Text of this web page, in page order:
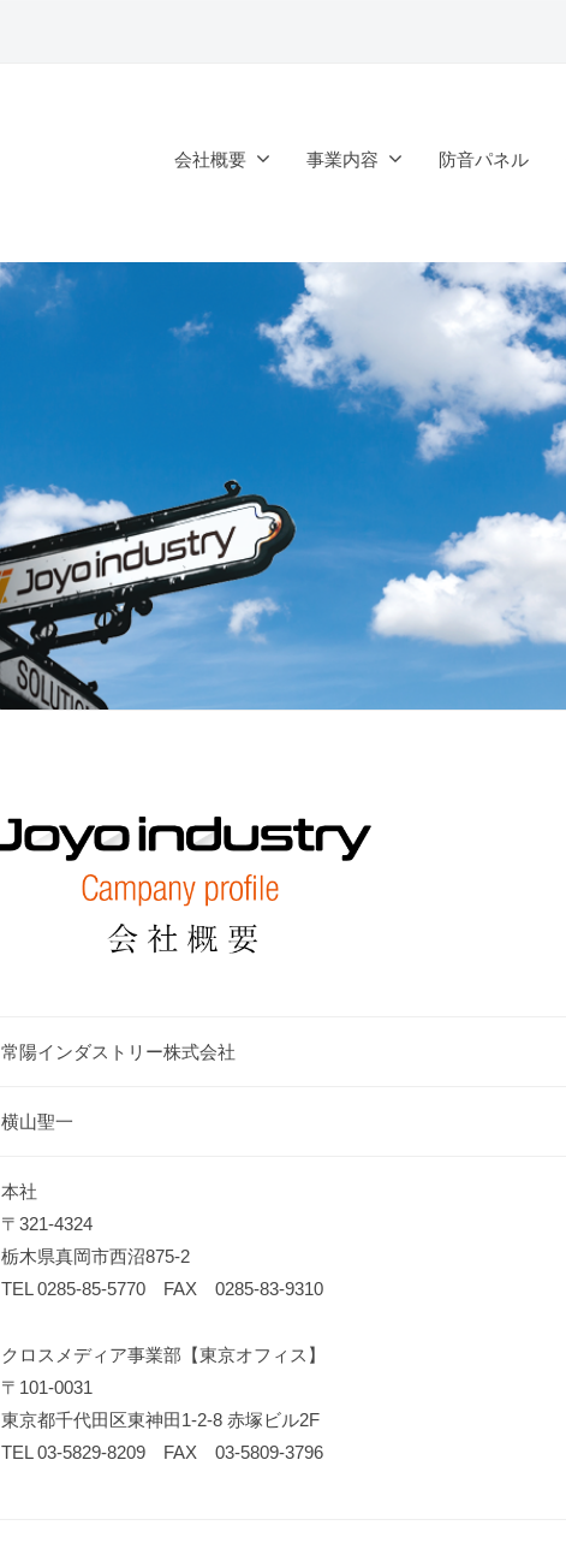
会社概要 事業内容 防音パネル
常陽インダストリー株式会社
横山聖一
本社
〒321-4324
栃木県真岡市西沼875-2
TEL 0285-85-5770 FAX 0285-83-9310
クロスメディア事業部【東京オフィス】
〒101-0031
東京都千代田区東神田1-2-8 赤塚ビル2F
TEL 03-5829-8209 FAX 03-5809-3796